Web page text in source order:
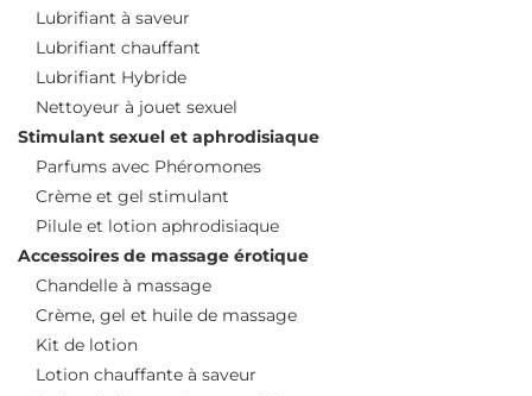
Lubrifiant à saveur
Lubrifiant chauffant
Lubrifiant Hybride
Nettoyeur à jouet sexuel
Stimulant sexuel et aphrodisiaque
Parfums avec Phéromones
Crème et gel stimulant
Pilule et lotion aphrodisiaque
Accessoires de massage érotique
Chandelle à massage
Crème, gel et huile de massage
Kit de lotion
Lotion chauffante à saveur